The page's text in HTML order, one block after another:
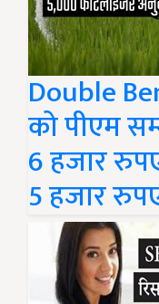
Double
को पीएम
6 हजार
5 हजार